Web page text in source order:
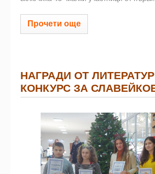
Прочети още
НАГРАДИ ОТ
КОНКУРС ЗА